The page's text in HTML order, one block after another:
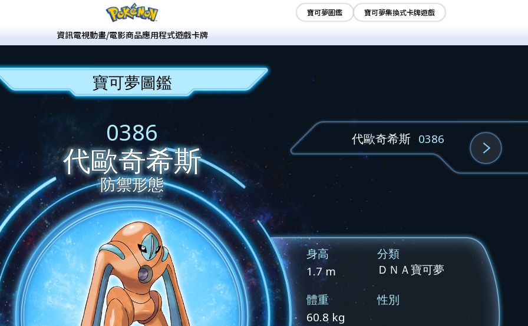
寶可夢圖鑑 寶可夢集換式卡牌遊戲
資訊電視動畫/電影商品應用程式遊戲卡牌
寶可夢圖鑑
0386
代歐奇希斯
防禦形態
代歐奇希斯 0386
身高
1.7 m
分類
ＤＮＡ寶可夢
體重
60.8 kg
性別